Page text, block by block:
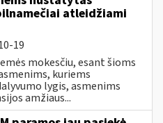
atleidžiami
19
mokesčiu, esant šioms
kuriems
lygis, asmenims
amžiaus...